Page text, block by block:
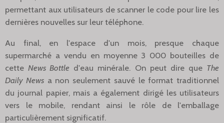
permettant aux utilisateurs de scanner le code pour lire les
dernières nouvelles sur leur téléphone.
Au final, en l'espace d'un mois, presque chaque
supermarché a vendu en moyenne 3 000 bouteilles de
cetteNews Bottle d'eau minérale. On peut dire que The
Daily Newsa non seulement sauvé le format traditionnel
du journal papier, mais a également dirigé les utilisateurs
vers le mobile, rendant ainsi le rôle de l'emballage
particulièrement significatif.